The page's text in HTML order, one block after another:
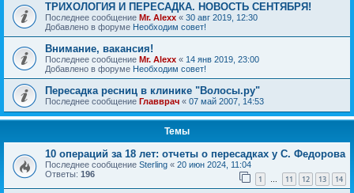
ТРИХОЛОГИЯ И ПЕРЕСАДКА. НОВОСТЬ СЕНТЯБРЯ!
Последнее сообщение Mr. Alexx « 30 авг 2019, 12:30
Добавлено в форуме Необходим совет!
Внимание, вакансия!
Последнее сообщение Mr. Alexx « 14 янв 2019, 23:00
Добавлено в форуме Необходим совет!
Пересадка ресниц в клинике "Волосы.ру"
Последнее сообщение Главврач « 07 май 2007, 14:53
Темы
10 операций за 18 лет: отчеты о пересадках у С. Федорова
Последнее сообщение Sterling « 20 июн 2024, 11:04
Ответы: 196 1 … 11 12 13 14